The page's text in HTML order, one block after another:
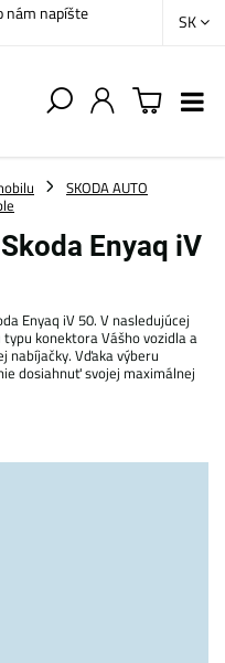
nám napíšte
SK
SKODA AUTO
Enyaq iV
Enyaq iV 50. V nasledujúcej
konektora Vášho vozidla a
nabíjačky. Vďaka výberu
dosiahnuť svojej maximálnej